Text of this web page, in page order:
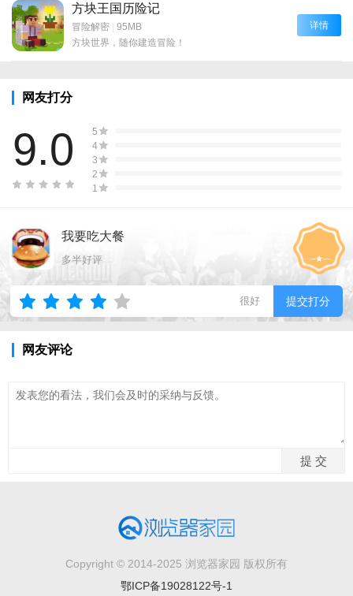
方块王国历险记
冒险解密 | 95MB
方块世界，随你建造冒险！
详情
网友打分
9.0
5
4
3
2
1
我要吃大餐
多半好评
很好 提交打分
网友评论
Copyright © 2014-2025 浏览器家园 版权所有
鄂ICP备19028122号-1